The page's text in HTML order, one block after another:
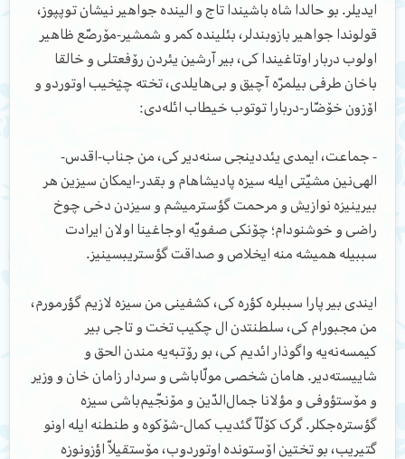
ایدیلر. بو حالدا شاه ‌باشیندا تاج و الینده جواهیر نیشان توپپوز،
قولوندا جواهیر بازوبندلر، بئلینده کمر و شمشیر-مۆرصّع ظاهیر
اولوب دربار اوتاغیندا کی، بیر آرشین یئردن رۆفعتلی و خالقا
باخان طرفی بیلمرّه آچیق و بی‌هایلدی، تخته چؽخیب اوتوردو و
اۆزون خۆضّار-دربارا توتوب خیطاب ائله‌دی:
- جماعت، ایمدی یئددینجی سنه‌دیر کی، من جناب-اقد‌س-
الهی‌نین مشیّتی ایله سیزه پادیشاهام و بقدر-ایمکان سیزین هر
بیرینیزه نوازیش و مرحمت گؤسترمیشم و سیزدن دخی چوخ
راضی و خوشنودام؛ چۆنکی صفویّه اوجاغینا اولان ایرادت
سببیله همیشه منه ایخلاص و صداقت گؤستریبسینیز.
ایندی بیر پارا سببلره کؤره کی، کشفینی من سیزه لازیم گؤرمورم،
من مجبورام کی، سلطنتدن ال چکیب تخت و تاجی بیر
کیمسه‌نه‌یه واگوذار ائدیم کی، بو رۆتبه‌یه مندن الحق و
شاییسته‌دیر. هامان شخصی مولّا‌باشی و سردار زامان خان و وزیر
و مۆستؤوفی و مؤلانا جمال‌الدّین و مۆنجّیم‌باشی سیزه
گؤستره‌جکلر. گرک کۆلّاّ گئدیب کمال-شۆکوه و طنطنه ایله اونو
گتیریب، بو تختین اۆستونده اوتوردوب، مۆستقیلاّ اؤزونوزه